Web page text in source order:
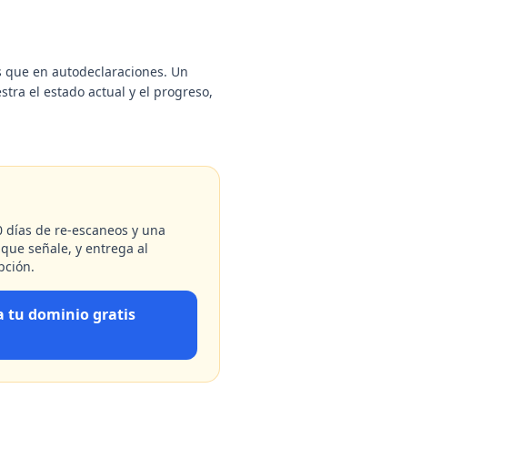
en autodeclaraciones. Un
el estado actual y el progreso,
días de re-escaneos y una
señale, y entrega al
tu dominio gratis